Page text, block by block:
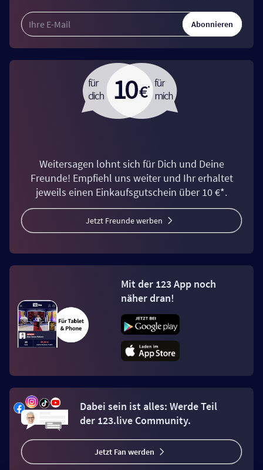
Abonnieren
Weitersagen lohnt sich für Dich und Deine
Freunde! Empfiehl uns weiter und Ihr erhaltet
jeweils einen Einkaufsgutschein über 10 €*.
Jetzt Freunde werben
Mit der 123 App noch
näher dran!
Dabei sein ist alles: Werde Teil
der 123.live Community.
Jetzt Fan werden